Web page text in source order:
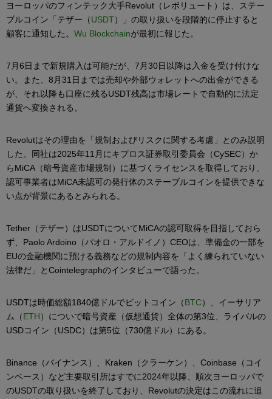
ヨーロッパのフィンテック大手Revolut（レボリュート）は、ステー
ブルコイン「テザー（USDT）」の取り扱いを段階的に停止すると
顧客に通知した。 Wu Blockchainが最初に報じた。
7月6日まで新規購入は可能だが、7月30日以降は入金を受け付けな
い。また、8月31日までは売却や外部ウォレットへの出金ができる
が、それ以降も口座に残るUSDT残高は市場レートで自動的に法定
通貨へ変換される。
Revolutはその理由を「規制およびリスクに関する考慮」とのみ説明
した。同社は2025年11月にキプロス証券取引委員会（CySEC）か
らMiCA（暗号資産市場規制）に基づくライセンスを取得しており、
認可事業者はMiCA未認可の発行体のステーブルコインを提供できな
い点が背景にあるとみられる。
Tether（テザー）はUSDTについてMiCAの認可取得を目指しておら
ず、Paolo Ardoino（パオロ・アルドイノ）CEOは、準備金の一部を
EUの金融機関に預ける義務などの規制内容を「よく練られていない
法律だ」とCointelegraphのインタビューで語った。
USDTは時価総額1840億ドルでビットコイン（BTC）、イーサリア
ム（ETH）についで暗号資産（仮想通貨）全体の第3位、ライバルの
USDコイン（USDC）は第5位（730億ドル）にある。
Binance（バイナンス）、Kraken（クラーケン）、Coinbase（コイ
ンベース）など主要取引所はすでに2024年以降、順次ヨーロッパで
のUSDTの取り扱いを終了しており、Revolutの決定はこの流れに追